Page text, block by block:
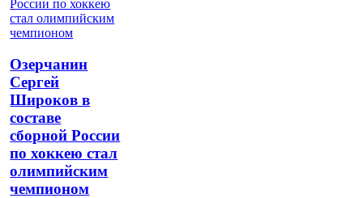
Озерчанин
Сергей
Широков в
составе
сборной России
по хоккею стал
олимпийским
чемпионом